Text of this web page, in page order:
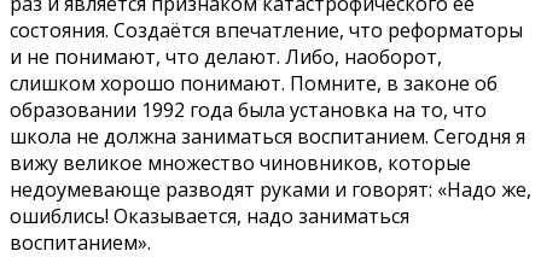
состояния. Создаётся впечатление, что реформаторы
и не понимают, что делают. Либо, наоборот,
слишком хорошо понимают. Помните, в законе об
образовании 1992 года была установка на то, что
школа не должна заниматься воспитанием. Сегодня я
вижу великое множество чиновников, которые
недоумевающе разводят руками и говорят: «Надо же,
ошиблись! Оказывается, надо заниматься
воспитанием».